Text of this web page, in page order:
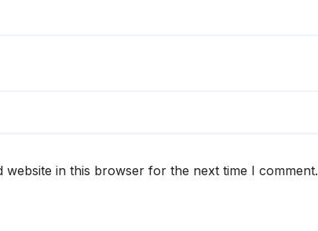
website in this browser for the next time I comment.